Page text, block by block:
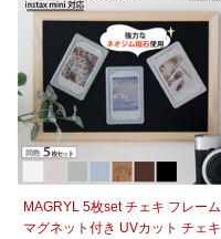
定商取引法に基づく表記
概要
問い合わせ
MAGRYL 5枚set チェキ フレーム
マグネット付き UVカット チェキ